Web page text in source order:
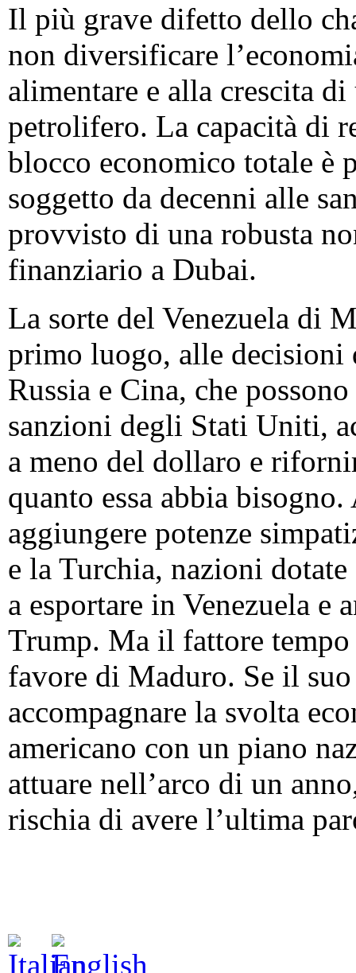
Il più grave difetto dello
non diversificare
alimentare e alla crescita
petrolifero. La capacità di
blocco economico totale è
soggetto da decenni alle
provvisto di una robusta
finanziario a Dubai.
La sorte del Venezuela di
primo luogo, alle decisioni
Russia e Cina, che
sanzioni degli Stati Uniti,
a meno del dollaro e
quanto essa abbia
aggiungere potenze
e la Turchia, nazioni
a esportare in Venezuela e
Trump. Ma il fattore
favore di Maduro. Se il
accompagnare la svolta
americano con un piano
attuare nell’arco di un
rischia di avere l’ultima